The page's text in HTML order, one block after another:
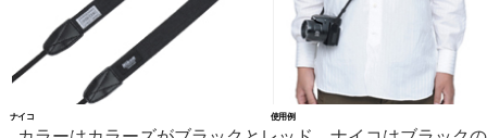
ナイコ 使用例